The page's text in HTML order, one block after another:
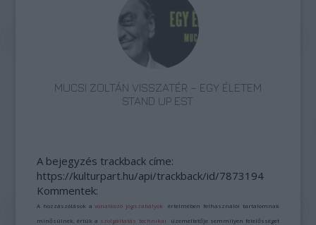
MUCSI ZOLTÁN VISSZATÉR – EGY ÉLETEM
STAND UP EST
A bejegyzés trackback címe:
https://kulturpart.hu/api/trackback/id/7873194
Kommentek:
A hozzászólások avonatkozó jogszabályok értelmében felhasználói tartalomnak
minősülnek, értük a szolgáltatás technikai üzemeltetője semmilyen felelősséget